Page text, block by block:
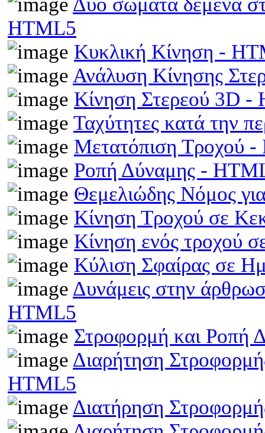
HTML5
Κυκλική Κίνηση -
Ανάλυση Κίνησης
Κίνηση Στερεού 3D -
Ταχύτητες κατά την
Μετατόπιση Τροχού
Ροπή Δύναμης -
Θεμελιώδης Νόμος
Κίνηση Τροχού σε
Κίνηση ενός τροχού
Κύλιση Σφαίρας σε
Δυνάμεις στην
HTML5
Στροφορμή και Ροπή
Διαρήτηση
HTML5
Διατήρηση